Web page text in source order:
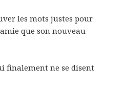
les mots justes pour
que son nouveau
finalement ne se disent